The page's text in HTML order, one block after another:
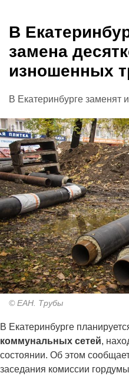
В
замена
изношенных
В Екатеринбурге заменят
© ЕАН. Трубы
В Екатеринбурге
коммунальных сетей,
состоянии. Об этом
заседания комиссии гордумы